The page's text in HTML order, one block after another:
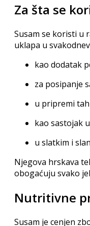
Za šta se
Susam se koristi u
uklapa u
kao dodatak
za posipanje
u pripremi
kao sastojak
u slatkim i
Njegova hrskava
obogaćuju svako
Nutritivne
Susam je cenjen